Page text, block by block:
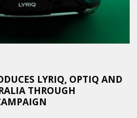
LYRIQ, OPTIQ AND
THROUGH